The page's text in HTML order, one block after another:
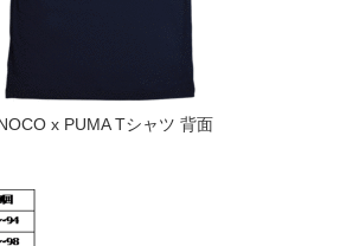
x PUMA Tシャツ 背面